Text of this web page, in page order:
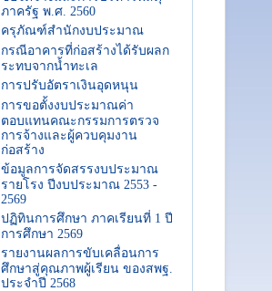
ภาครัฐ พ.ศ. 2560
ครุภัณฑ์สํานักงบประมาณ
กรณีอาคารที่ก่อสร้างได้รับผลก
ระทบจากน้ำทะเล
การปรับอัตราเงินอุดหนุน
การขอตั้งงบประมาณค่า
ตอบแทนคณะกรรมการตรวจ
การจ้างและผู้ควบคุมงาน
ก่อสร้าง
ข้อมูลการจัดสรรงบประมาณ
รายโรง ปีงบประมาณ 2553 -
2569
ปฏิทินการศึกษา ภาคเรียนที่ 1 ปี
การศึกษา 2569
รายงานผลการขับเคลื่อนการ
ศึกษาสู่คุณภาพผู้เรียน ของสพฐ.
ประจำปี 2568